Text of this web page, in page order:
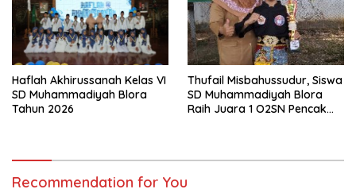
Haflah Akhirussanah Kelas VI
SD Muhammadiyah Blora
Tahun 2026
Thufail Misbahussudur, Siswa
SD Muhammadiyah Blora
Raih Juara 1 O2SN Pencak
Recommendation for You